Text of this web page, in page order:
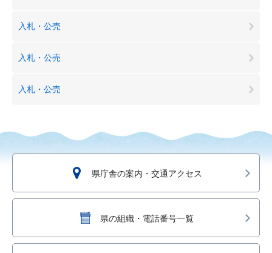
入札・公売
入札・公売
入札・公売
県庁舎の案内・交通アクセス
県の組織・電話番号一覧